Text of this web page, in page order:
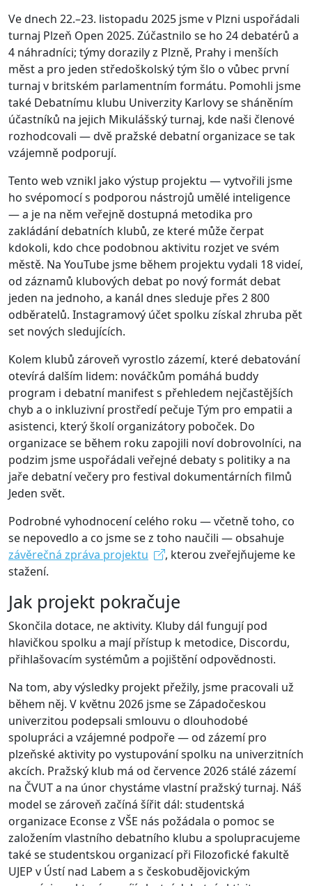
Ve dnech 22.–23. listopadu 2025 jsme v Plzni uspořádali
turnaj Plzeň Open 2025. Zúčastnilo se ho 24 debatérů a
4 náhradníci; týmy dorazily z Plzně, Prahy i menších
měst a pro jeden středoškolský tým šlo o vůbec první
turnaj v britském parlamentním formátu. Pomohli jsme
také Debatnímu klubu Univerzity Karlovy se sháněním
účastníků na jejich Mikulášský turnaj, kde naši členové
rozhodcovali — dvě pražské debatní organizace se tak
vzájemně podporují.
Tento web vznikl jako výstup projektu — vytvořili jsme
ho svépomocí s podporou nástrojů umělé inteligence
— a je na něm veřejně dostupná metodika pro
zakládání debatních klubů, ze které může čerpat
kdokoli, kdo chce podobnou aktivitu rozjet ve svém
městě. Na YouTube jsme během projektu vydali 18 videí,
od záznamů klubových debat po nový formát debat
jeden na jednoho, a kanál dnes sleduje přes 2 800
odběratelů. Instagramový účet spolku získal zhruba pět
set nových sledujících.
Kolem klubů zároveň vyrostlo zázemí, které debatování
otevírá dalším lidem: nováčkům pomáhá buddy
program i debatní manifest s přehledem nejčastějších
chyb a o inkluzivní prostředí pečuje Tým pro empatii a
asistenci, který školí organizátory poboček. Do
organizace se během roku zapojili noví dobrovolníci, na
podzim jsme uspořádali veřejné debaty s politiky a na
jaře debatní večery pro festival dokumentárních filmů
Jeden svět.
Podrobné vyhodnocení celého roku — včetně toho, co
se nepovedlo a co jsme se z toho naučili — obsahuje
závěrečná zpráva projektu
, kterou zveřejňujeme ke
stažení.
Jak projekt pokračuje
Skončila dotace, ne aktivity. Kluby dál fungují pod
hlavičkou spolku a mají přístup k metodice, Discordu,
přihlašovacím systémům a pojištění odpovědnosti.
Na tom, aby výsledky projekt přežily, jsme pracovali už
během něj. V květnu 2026 jsme se Západočeskou
univerzitou podepsali smlouvu o dlouhodobé
spolupráci a vzájemné podpoře — od zázemí pro
plzeňské aktivity po vystupování spolku na univerzitních
akcích. Pražský klub má od července 2026 stálé zázemí
na ČVUT a na únor chystáme vlastní pražský turnaj. Náš
model se zároveň začíná šířit dál: studentská
organizace Econse z VŠE nás požádala o pomoc se
založením vlastního debatního klubu a spolupracujeme
také se studentskou organizací při Filozofické fakultě
UJEP v Ústí nad Labem a s českobudějovickým